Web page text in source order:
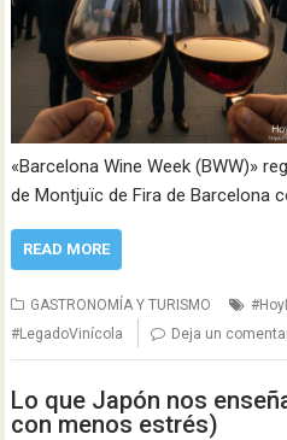
«Barcelona Wine Week (BWW)»
de Montjuïc de Fira de Barcelona
READ MORE
GASTRONOMÍA Y TURISMO
#LegadoVinícola
Deja un
Lo que Japón nos
con menos estrés)